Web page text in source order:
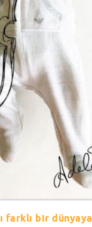
farklı bir dünyaya